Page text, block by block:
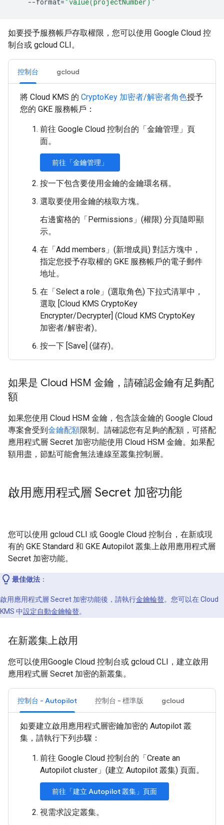
如要授予服務帳戶存取權限，您可以使用 Google Cloud 控
制台或 gcloud CLI。
控制台 gcloud
將 Cloud KMS 的 CryptoKey 加密者/解密者角色授予
您的 GKE 服務帳戶：
前往 Google Cloud 控制台的「金鑰管理」 頁
面。
前往「金鑰管理」
按一下包含要使用金鑰的金鑰環名稱。
選取要使用金鑰的核取方塊。
右邊窗格的「Permissions」 (權限) 分頁隨即顯
示。
在「Add members」(新增成員) 對話方塊中，
指定您授予存取權的 GKE 服務帳戶的電子郵件
地址。
在「Select a role」(選取角色) 下拉式清單中，
選取 [Cloud KMS CryptoKey
Encrypter/Decrypter] (Cloud KMS CryptoKey
加密者/解密者)。
按一下 [Save] (儲存)。
如果是 Cloud HSM 金鑰，請確認金鑰有足夠配
額
如果您使用 Cloud HSM 金鑰，包含該金鑰的 Google Cloud
專案會受到金鑰配額限制。請確認您有足夠的配額，可搭配
應用程式層 Secret 加密功能使用 Cloud HSM 金鑰。如果配
額用盡，節點可能會無法連線至叢集控制層。
啟用應用程式層 Secret 加密功能
您可以使用 gcloud CLI 或 Google Cloud 控制台，在新或現
有的 GKE Standard 和 GKE Autopilot 叢集上啟用應用程式層
Secret 加密功能。
最佳做法 ：
啟用應用程式層 Secret 加密功能後，請執行金鑰輪替。您可以在 Cloud
KMS 中設定自動金鑰輪替。
在新叢集上啟用
您可以使用Google Cloud 控制台或 gcloud CLI，建立啟用
應用程式層 Secret 加密的新叢集。
控制台 - Autopilot 控制台 - 標準版 gcloud
如要建立啟用應用程式層密鑰加密的 Autopilot 叢
集，請執行下列步驟：
前往 Google Cloud 控制台的「Create an
Autopilot cluster」(建立 Autopilot 叢集) 頁面。
前往「建立 Autopilot 叢集」頁面
視需求設定叢集。